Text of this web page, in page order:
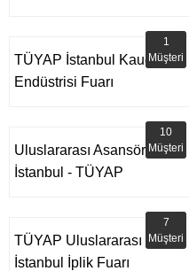
TÜYAP İstanbul Kauçuk
Endüstrisi Fuarı
1
Müşteri
Uluslararası Asansör
İstanbul - TÜYAP
10
Müşteri
TÜYAP Uluslararası
İstanbul İplik Fuarı
7
Müşteri